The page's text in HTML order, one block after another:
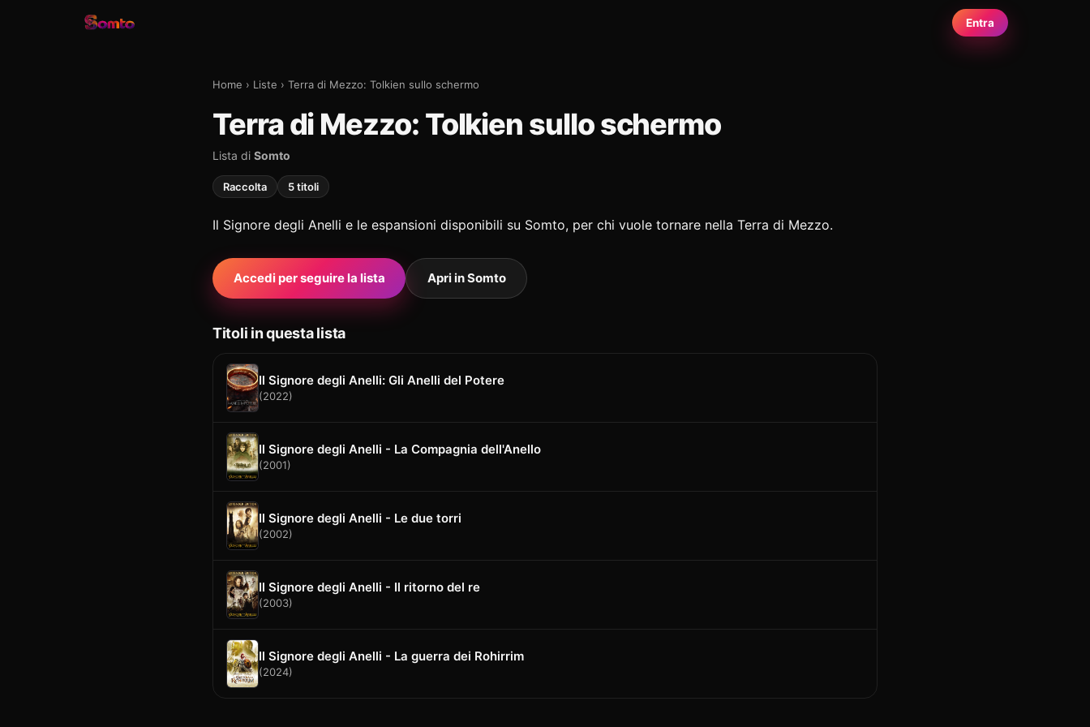
Entra
Home › Liste › Terra di Mezzo: Tolkien sullo schermo
Terra di Mezzo: Tolkien sullo schermo
Lista di Somto
Raccolta 5 titoli
Il Signore degli Anelli e le espansioni disponibili su Somto, per chi vuole tornare nella Terra di Mezzo.
Accedi per seguire la lista Apri in Somto
Titoli in questa lista
Il Signore degli Anelli: Gli Anelli del Potere
(2022)
Il Signore degli Anelli - La Compagnia dell'Anello
(2001)
Il Signore degli Anelli - Le due torri
(2002)
Il Signore degli Anelli - Il ritorno del re
(2003)
Il Signore degli Anelli - La guerra dei Rohirrim
(2024)